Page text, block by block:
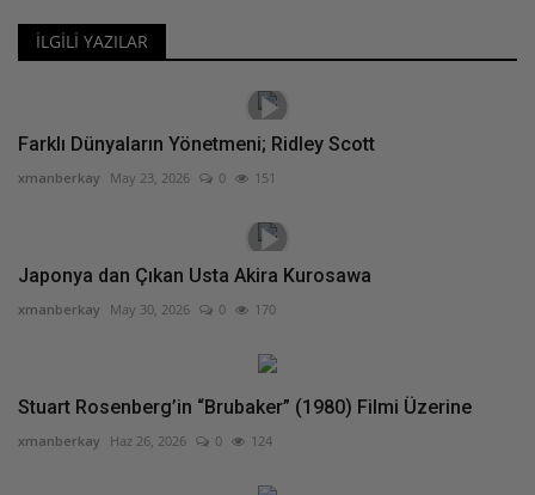
İLGILI YAZILAR
Farklı Dünyaların Yönetmeni; Ridley Scott
xmanberkay May 23, 2026 0 151
Japonya dan Çıkan Usta Akira Kurosawa
xmanberkay May 30, 2026 0 170
Stuart Rosenberg’in “Brubaker” (1980) Filmi Üzerine
xmanberkay Haz 26, 2026 0 124